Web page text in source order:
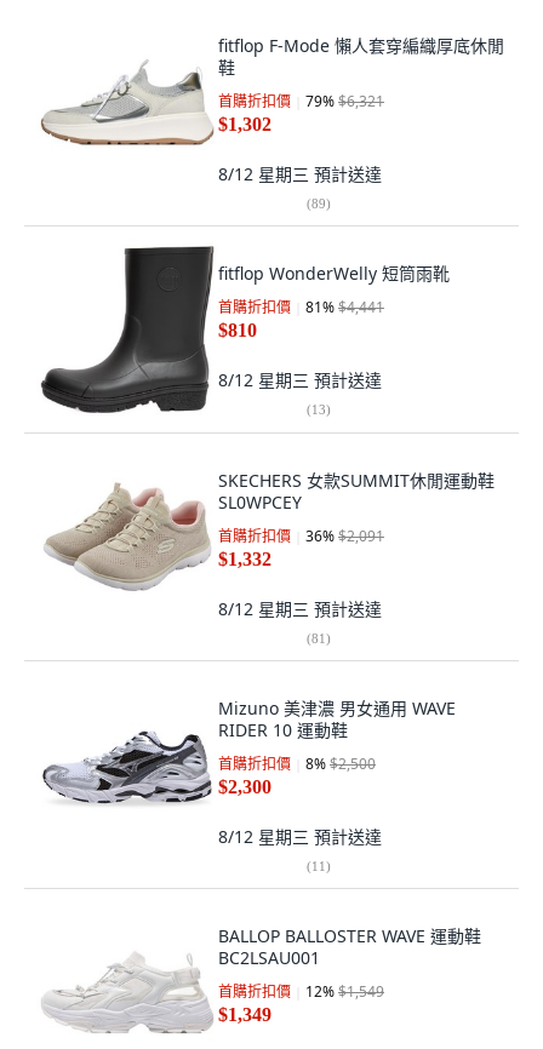
fitflop F-Mode 懶人套穿編織厚底休閒
鞋
首購折扣價 79%$6,321
$1,302
8/12 星期三 預計送達
(89)
fitflop WonderWelly 短筒雨靴
首購折扣價 81%$4,441
$810
8/12 星期三 預計送達
(13)
SKECHERS 女款SUMMIT休閒運動鞋
SL0WPCEY
首購折扣價 36%$2,091
$1,332
8/12 星期三 預計送達
(81)
Mizuno 美津濃 男女通用 WAVE
RIDER 10 運動鞋
首購折扣價 8%$2,500
$2,300
8/12 星期三 預計送達
(11)
BALLOP BALLOSTER WAVE 運動鞋
BC2LSAU001
首購折扣價 12%$1,549
$1,349